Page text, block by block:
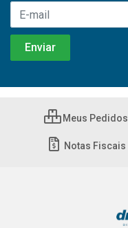
Meus Pedidos
Notas Fiscais